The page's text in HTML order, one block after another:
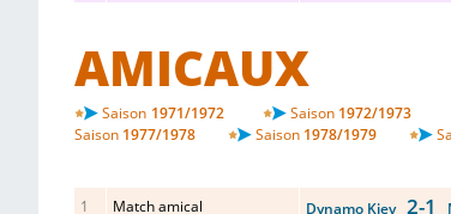
AMICAUX
Saison 1971/1972 Saison1972/1973
Saison 1977/1978 Saison 1978/1979
1 Match amical Dynamo Kiev 2-1